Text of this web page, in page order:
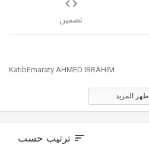
تضمين
KatibEmaraty AHMED IBRAHIM
أظهر المزيد
sort ترتيب حسب